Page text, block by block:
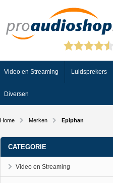
Video en Streaming Luidsprekers
Diversen
Home Merken Epiphan
CATEGORIE
Video en Streaming